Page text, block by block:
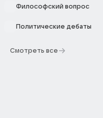
Философский вопрос
Политические дебаты
Смотреть все